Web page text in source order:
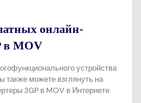
онлайн-
в MOV
устройства
можете взглянуть на
3GP в MOV в Интернете.